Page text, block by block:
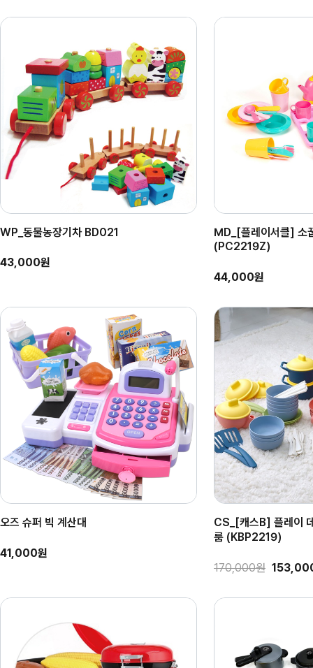
WP_동물농장기차 BD021
43,000원
MD_[플레이서클] 소
(PC2219Z)
44,000원
오즈 슈퍼 빅 계산대
41,000원
CS_[캐스B] 플레이
룸 (KBP2219)
170,000원